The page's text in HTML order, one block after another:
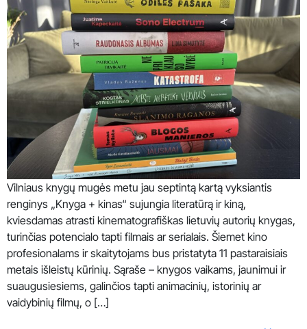
Vilniaus knygų mugės metu jau septintą kartą vyksiantis
renginys „Knyga + kinas“ sujungia literatūrą ir kiną,
kviesdamas atrasti kinematografiškas lietuvių autorių knygas,
turinčias potencialo tapti filmais ar serialais. Šiemet kino
profesionalams ir skaitytojams bus pristatyta 11 pastaraisiais
metais išleistų kūrinių. Sąraše – knygos vaikams, jaunimui ir
suaugusiesiems, galinčios tapti animacinių, istorinių ar
vaidybinių filmų, o […]